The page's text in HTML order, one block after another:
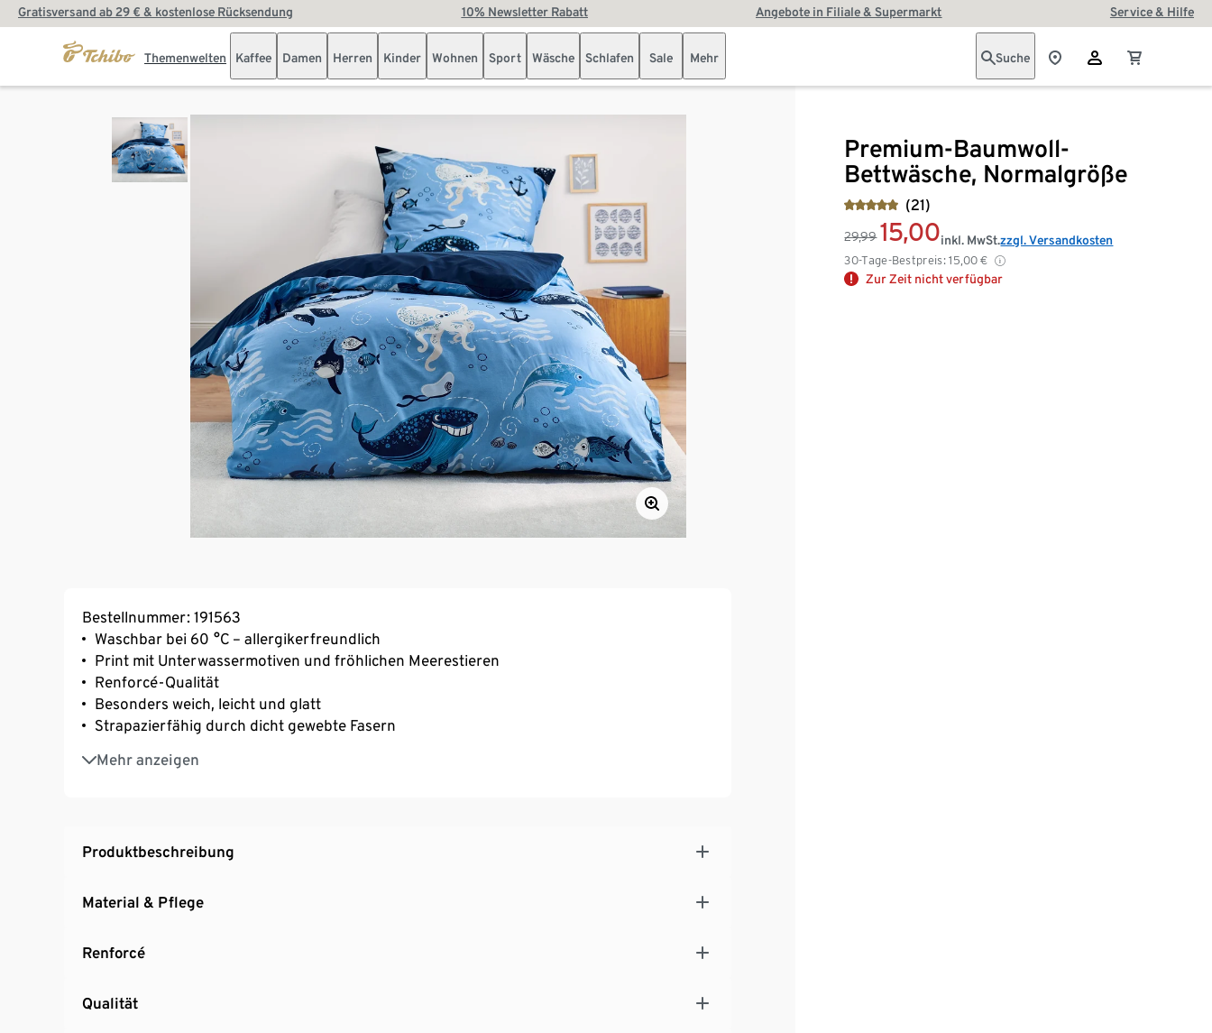
Gratisversand ab 29 € & kostenlose Rücksendung 10% Newsletter Rabatt Angebote in Filiale & Supermarkt Service & Hilfe
Themenwelten Kaffee Damen Herren Kinder Wohnen Sport Wäsche Schlafen Sale Mehr Suche
Premium-Baumwoll-
Bettwäsche, Normalgröße
(21)
29,99 15,00
30-Tage-Bestpreis: 15,00 €
inkl. MwSt.zzgl. Versandkosten
Zur Zeit nicht verfügbar
Bestellnummer: 191563
Waschbar bei 60 °C – allergikerfreundlich
Print mit Unterwassermotiven und fröhlichen Meerestieren
Renforcé-Qualität
Besonders weich, leicht und glatt
Strapazierfähig durch dicht gewebte Fasern
Mehr anzeigen
Temperaturausgleichend und saugfähig
Schnelles Beziehen mit Reißverschluss
Produktbeschreibung
Material & Pflege
Renforcé
Qualität